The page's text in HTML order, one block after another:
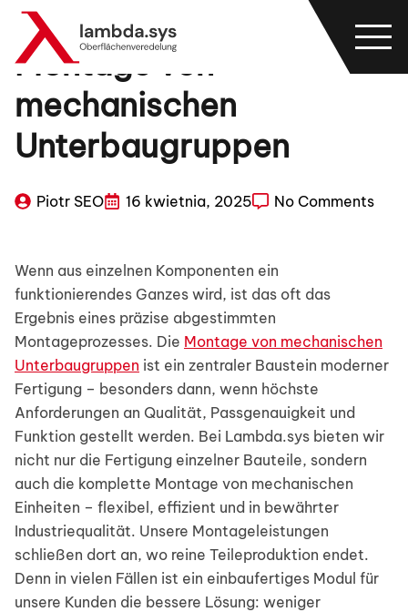
Montage von
mechanischen
Unterbaugruppen
Piotr SEO 16 kwietnia, 2025 No Comments
Wenn aus einzelnen Komponenten ein
funktionierendes Ganzes wird, ist das oft das
Ergebnis eines präzise abgestimmten
Montageprozesses. Die Montage von mechanischen
Unterbaugruppen ist ein zentraler Baustein moderner
Fertigung – besonders dann, wenn höchste
Anforderungen an Qualität, Passgenauigkeit und
Funktion gestellt werden. Bei Lambda.sys bieten wir
nicht nur die Fertigung einzelner Bauteile, sondern
auch die komplette Montage von mechanischen
Einheiten – flexibel, effizient und in bewährter
Industriequalität. Unsere Montageleistungen
schließen dort an, wo reine Teileproduktion endet.
Denn in vielen Fällen ist ein einbaufertiges Modul für
unsere Kunden die bessere Lösung: weniger